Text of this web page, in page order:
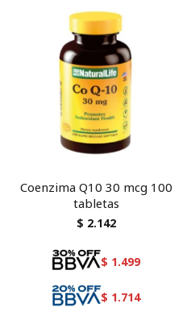
Coenzima Q10 30 mcg 100
tabletas
$ 2.142
$ 1.499
$ 1.714